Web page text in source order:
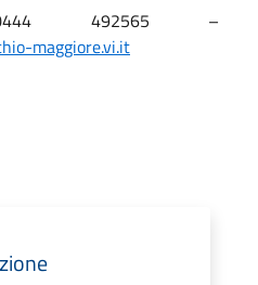
492565 –
maggiore.vi.it